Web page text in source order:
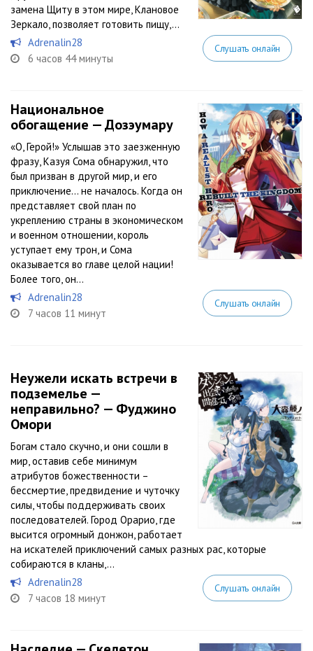
замена Щиту в этом мире, Клановое
Зеркало, позволяет готовить пищу,...
Adrenalin28
6 часов 44 минуты
Слушать онлайн
Национальное
обогащение — Дозэумару
«О, Герой!» Услышав это заезженную
фразу, Казуя Сома обнаружил, что
был призван в другой мир, и его
приключение… не началось. Когда он
представляет свой план по
укреплению страны в экономическом
и военном отношении, король
уступает ему трон, и Сома
оказывается во главе целой нации!
Более того, он...
Adrenalin28
7 часов 11 минут
Слушать онлайн
Неужели искать встречи в
подземелье —
неправильно? — Фуджино
Омори
Богам стало скучно, и они сошли в
мир, оставив себе минимум
атрибутов божественности –
бессмертие, предвидение и чуточку
силы, чтобы поддерживать своих
последователей. Город Орарио, где
высится огромный донжон, работает
на искателей приключений самых разных рас, которые
собираются в кланы,...
Adrenalin28
7 часов 18 минут
Слушать онлайн